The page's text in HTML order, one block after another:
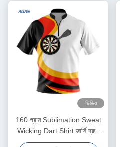
ভিডিও
160 গ্রাম Sublimation Sweat
Wicking Dart Shirt জার্সি দ্রুত
শুকনো প্রাপ্তবয়স্কদের জন্য